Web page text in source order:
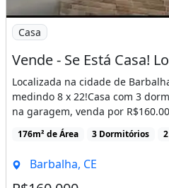
Imagem: Vende - Se Está
Casa
Localizada na cidade de
medindo 8 x 22!Casa com 3
na garagem, venda por
176m² de Área 3 Dormitórios
Barbalha, CE